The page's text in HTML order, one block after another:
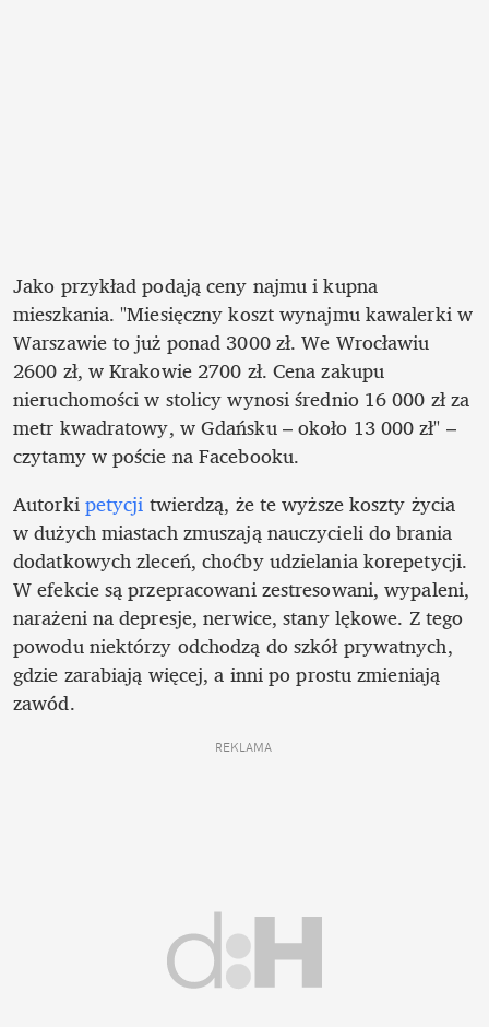
Jako przykład podają ceny najmu i kupna
mieszkania. "Miesięczny koszt wynajmu kawalerki w
Warszawie to już ponad 3000 zł. We Wrocławiu
2600 zł, w Krakowie 2700 zł. Cena zakupu
nieruchomości w stolicy wynosi średnio 16 000 zł za
metr kwadratowy, w Gdańsku – około 13 000 zł" –
czytamy w poście na Facebooku.
Autorki petycji twierdzą, że te wyższe koszty życia
w dużych miastach zmuszają nauczycieli do brania
dodatkowych zleceń, choćby udzielania korepetycji.
W efekcie są przepracowani zestresowani, wypaleni,
narażeni na depresje, nerwice, stany lękowe. Z tego
powodu niektórzy odchodzą do szkół prywatnych,
gdzie zarabiają więcej, a inni po prostu zmieniają
zawód.
REKLAMA